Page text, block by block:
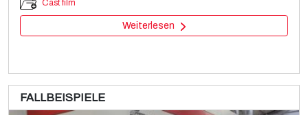
Cast film
Weiterlesen
FALLBEISPIELE